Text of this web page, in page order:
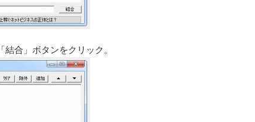
合」ボタンをクリック。